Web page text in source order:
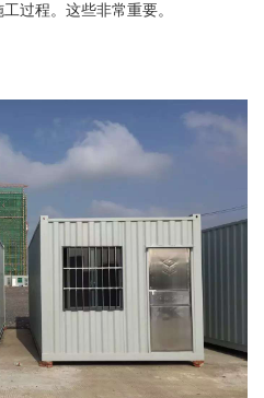
过程。这些非常重要。